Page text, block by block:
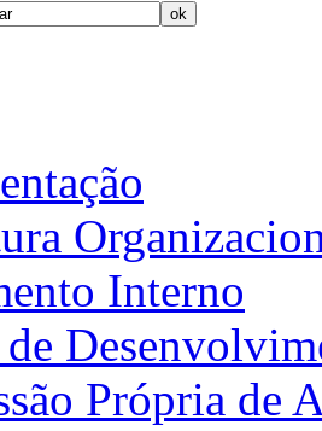
Interno
de
Própria de